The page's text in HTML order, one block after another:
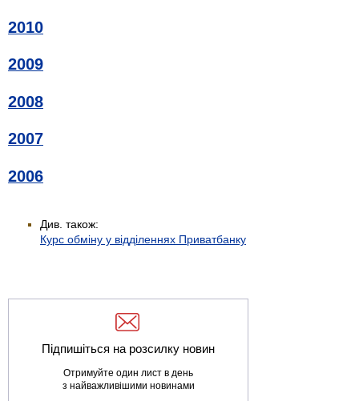
2010
2009
2008
2007
2006
Див. також:
Курс обміну у відділеннях Приватбанку
Підпишіться на розсилку новин
Отримуйте один лист в день
з найважливішими новинами